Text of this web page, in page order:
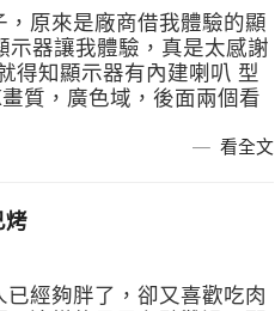
原來是廠商借我體驗的顯
器讓我體驗，真是太感謝
得知顯示器有內建喇叭 型
質，廣色域，後面兩個看
看全文
烤
經夠胖了，卻又喜歡吃肉